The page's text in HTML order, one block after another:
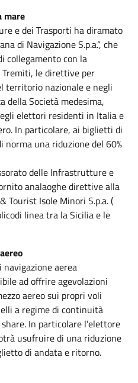
mare
e dei Trasporti ha diramato
di Navigazione S.p.a.”, che
collegamento con la
Tremiti, le direttive per
territorio nazionale e negli
della Società medesima,
elettori residenti in Italia e
In particolare, ai biglietti di
una riduzione del 60%
delle Infrastrutture e
analaoghe direttive alla
Tourist Isole Minori S.p.a. (
linea tra la Sicilia e le
aerea
ad offrire agevolazioni
aereo sui propri voli
a regime di continuità
In particolare l’elettore
usufruire di una riduzione
di andata e ritorno.